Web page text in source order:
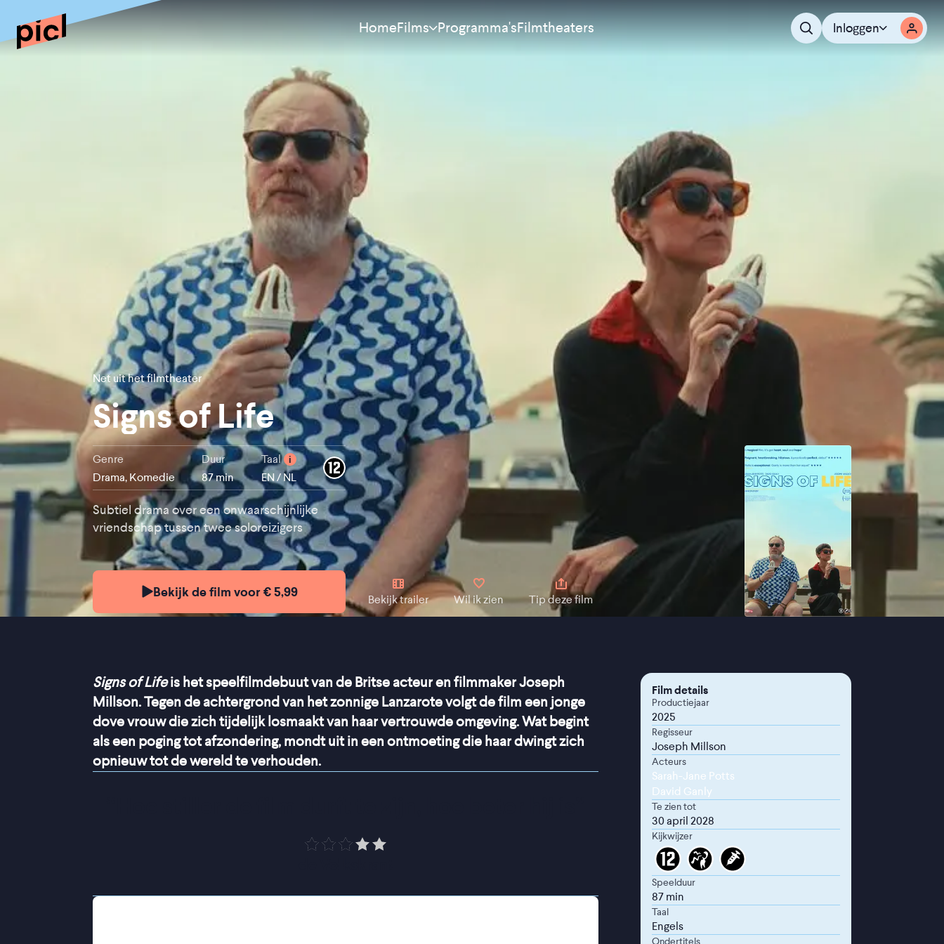
HomeFilms
Alle films
Programma'sFilmtheaters Inloggen
Net uit het filmtheater
Signs of Life
Genre
Drama, Komedie
Duur
87 min
Taal i
EN / NL
Subtiel drama over een onwaarschijnlijke
vriendschap tussen twee soloreizigers
Bekijk de film voor € 5,99
Bekijk trailer Wil ik zien Tip deze film
Signs of Lifeis het speelfilmdebuut van de Britse acteur en filmmaker Joseph
Millson. Tegen de achtergrond van het zonnige Lanzarote volgt de film een jonge
dove vrouw die zich tijdelijk losmaakt van haar vertrouwde omgeving. Wat begint
als een poging tot afzondering, mondt uit in een ontmoeting die haar dwingt zich
opnieuw tot de wereld te verhouden.
De dove Anne bevindt zich in een depressieve episode en reist alleen naar
Film details
Productiejaar
2025
Regisseur
Joseph Millson
Acteurs
Sarah-Jane Potts
David Ganly
Te zien tot
30 april 2028
Kijkwijzer
Speelduur
87 min
Taal
Engels
Ondertitels